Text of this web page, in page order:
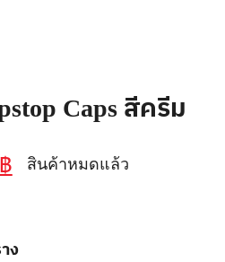
Caps สีครีม
฿
สินค้าหมดแล้ว
ง